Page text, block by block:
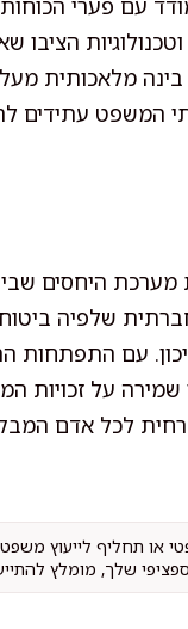
עם פערי הכוחות
בינה מלאכותית
המשפט עתידים
אבן יסוד בהסדרת
שלפיה
עם
על זכויות
לכל אדם
או תחליף לייעוץ
שלך, מומלץ